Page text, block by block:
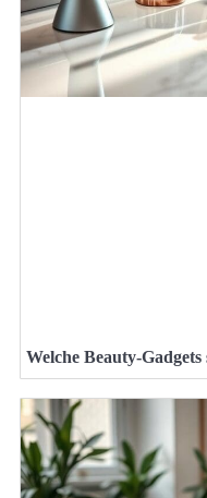
Welche Beauty-